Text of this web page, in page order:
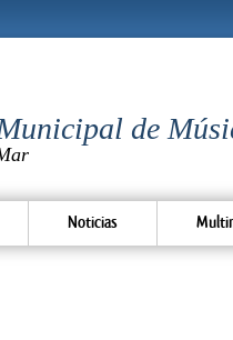
de
Noticias